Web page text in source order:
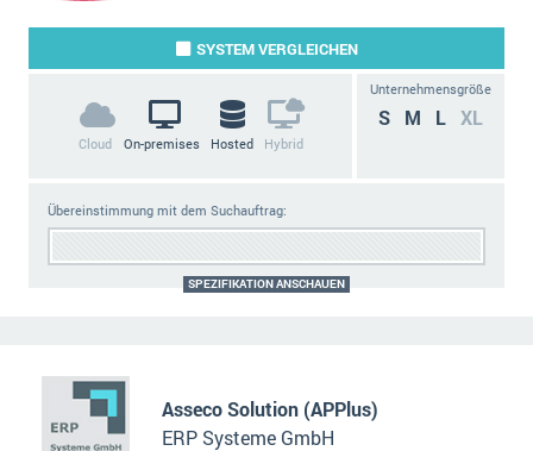
SYSTEMVERGLEICHEN
Cloud On-premises Hosted Hybrid
Unternehmensgröße
S M L XL
Übereinstimmung mit dem Suchauftrag:
SPEZIFIKATION ANSCHAUEN
Asseco Solution (APPlus)
ERP Systeme GmbH